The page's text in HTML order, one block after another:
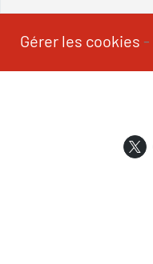
Gérer les cookies -